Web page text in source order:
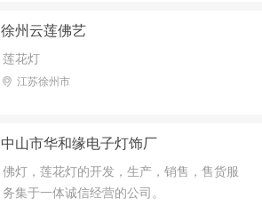
徐州云莲佛艺
莲花灯
江苏徐州市
中山市华和缘电子灯饰厂
佛灯，莲花灯的开发，生产，销售，售货服
务集于一体诚信经营的公司。